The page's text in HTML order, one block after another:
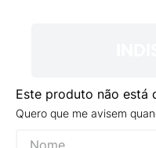
Este produto não está
Quero que me avisem